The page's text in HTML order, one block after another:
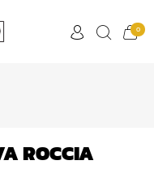
0
ROCCIA